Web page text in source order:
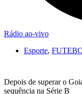
Rádio ao-vivo
Esporte,
Depois de superar o
sequência na Série B